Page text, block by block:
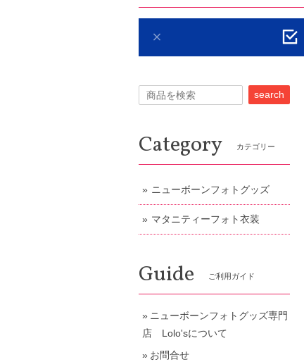
search
Category カテゴリー
ニューボーンフォトグッズ
マタニティーフォト衣装
Guide ご利用ガイド
ニューボーンフォトグッズ専門
店 Lolo'sについて
お問合せ